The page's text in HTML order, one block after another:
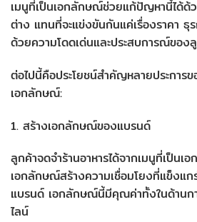
เมนูที่เป็นเอกลักษณ์ช่วยแก้ปัญหานี้ได้ด้
ต่าง แทนที่จะแข่งขันกันแค่เรื่องราคา ธุ
ด้วยความโดดเด่นและประสบการณ์ของ
ต่อไปนี้คือประโยชน์สำคัญหลายประการ
เอกลักษณ์:
1. สร้างเอกลักษณ์ของแบรนด์
ลูกค้าจดจำร้านอาหารได้จากเมนูที่เป็น
เอกลักษณ์สร้างความเชื่อมโยงที่แข็งแก
แบรนด์ เอกลักษณ์นี้มีคุณค่าทั้งในด้านก
ไลน์